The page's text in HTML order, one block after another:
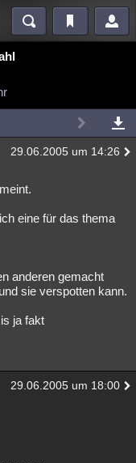
Mystery Kriminalfälle
Gaming Filme
Geschlossen
29.06.2005 um 14:26
eine für das thema
anderen gemacht
sie verspotten kann.
ja fakt
29.06.2005 um 18:00